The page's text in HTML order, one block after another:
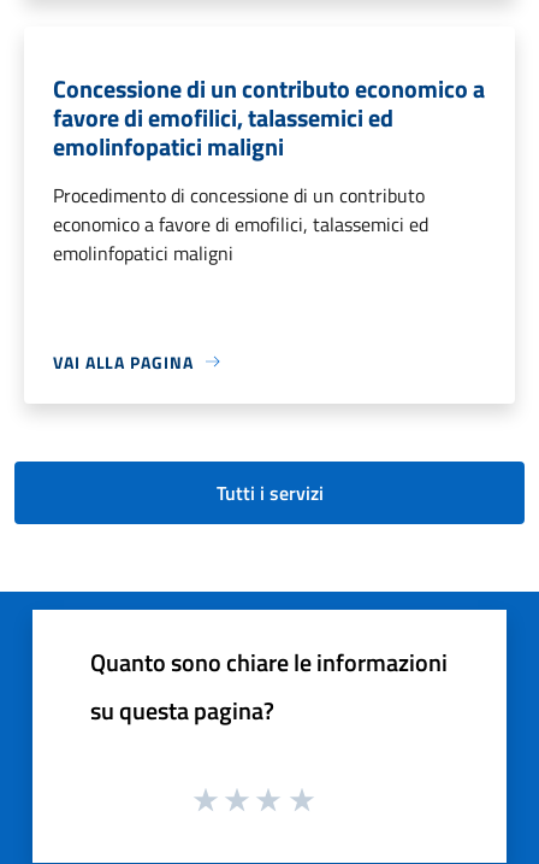
Concessione di un contributo economico a
favore di emofilici, talassemici ed
emolinfopatici maligni
Procedimento di concessione di un contributo
economico a favore di emofilici, talassemici ed
emolinfopatici maligni
VAI ALLA PAGINA
Tutti i servizi
Quanto sono chiare le informazioni
su questa pagina?